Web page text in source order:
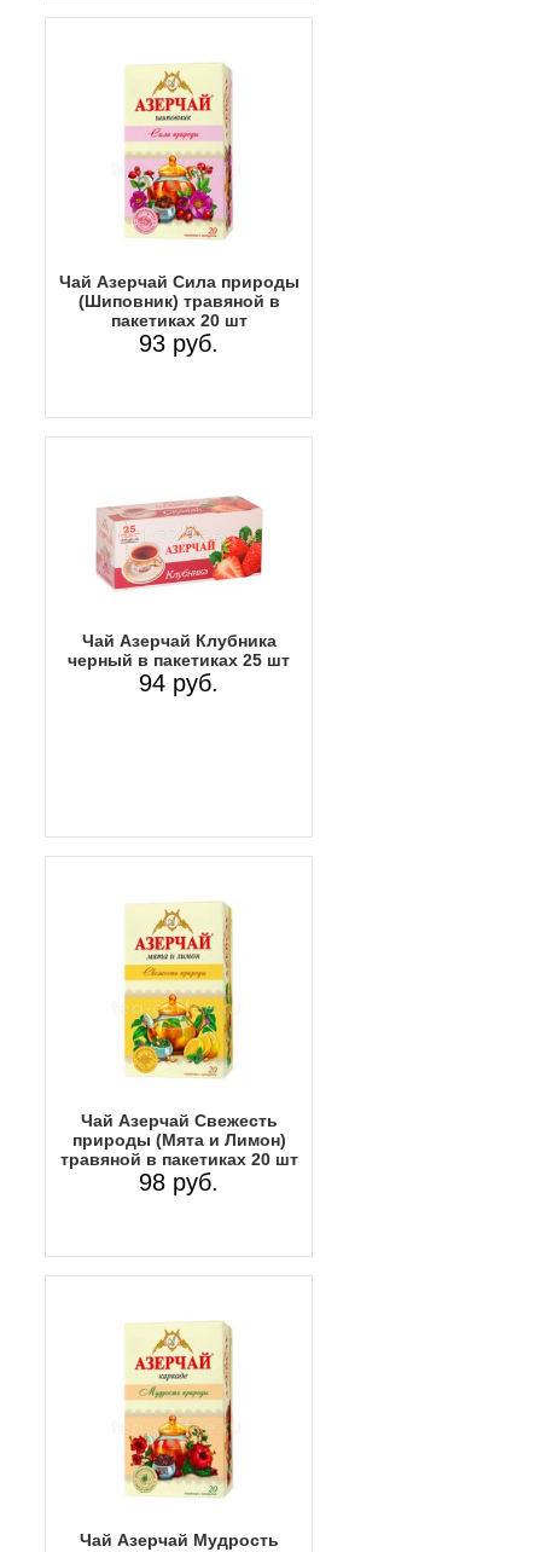
Чай Азерчай Сила природы
(Шиповник) травяной в
пакетиках 20 шт
93 руб.
Чай Азерчай Клубника
черный в пакетиках 25 шт
94 руб.
Чай Азерчай Свежесть
природы (Мята и Лимон)
травяной в пакетиках 20 шт
98 руб.
Чай Азерчай Мудрость